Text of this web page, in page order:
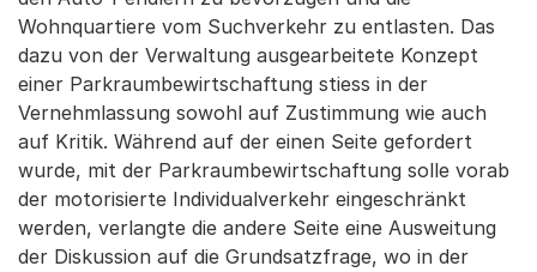
Wohnquartiere vom Suchverkehr zu entlasten. Das
dazu von der Verwaltung ausgearbeitete Konzept
einer Parkraumbewirtschaftung stiess in der
Vernehmlassung sowohl auf Zustimmung wie auch
auf Kritik. Während auf der einen Seite gefordert
wurde, mit der Parkraumbewirtschaftung solle vorab
der motorisierte Individualverkehr eingeschränkt
werden, verlangte die andere Seite eine Ausweitung
der Diskussion auf die Grundsatzfrage, wo in der